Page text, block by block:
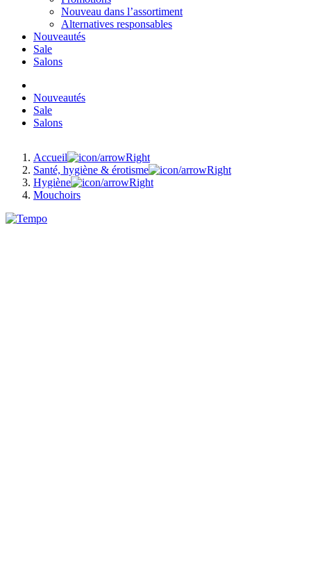
Nouveau dans l’assortiment
Alternatives responsables
Nouveautés
Sale
Salons
Nouveautés
Sale
Salons
Accueil
Santé, hygiène & érotisme
Hygiène
Mouchoirs